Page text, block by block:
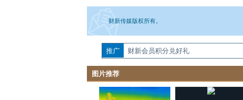
财新传媒版权所有。
如需刊登转载请点击右侧按钮，提交相关信息。经
推广 财新会员积分兑好礼
图片推荐